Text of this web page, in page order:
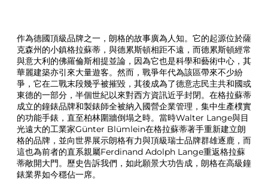
d
S
o
h
n
e
L
a
n
g
e
1
T
作為德國頂級品牌之一，朗格的故事廣為人知。它的起源位於薩
克森州的小鎮格拉蘇蒂，與德累斯頓相距不遠，而德累斯頓經常
與意大利的佛羅倫斯相提並論，因為它也是科學和藝術中心，其
華麗建築亦引來大量遊客。然而，戰爭年代為該區帶來不少紛
爭，它在二戰末段幾乎被摧毀，其後成為了德意志民主共和國或
東德的一部分，半個世紀以來對西方資訊近乎封閉。在格拉蘇蒂
成立的鐘錶品牌和製錶師全被納入國營企業管理，集中生產樸實
的功能手錶，直至柏林圍牆倒塌之時。當時Walter Lange與目
光遠大的工業家Günter Blümlein在格拉蘇蒂著手重新建立朗
格的品牌，並向世界展示朗格有力與頂級瑞士品牌群雄逐鹿，而
這也為前者的直系親屬Ferdinand Adolph Lange重返格拉蘇
蒂敞開大門。歷史告訴我們，如此願景大功告成，朗格在高級鐘
錶業界如今穩佔一席。